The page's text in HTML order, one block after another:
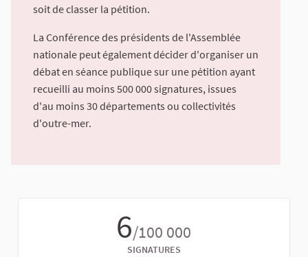
soit de classer la pétition.
La Conférence des présidents de l'Assemblée
nationale peut également décider d'organiser un
débat en séance publique sur une pétition ayant
recueilli au moins 500 000 signatures, issues
d'au moins 30 départements ou collectivités
d'outre-mer.
6/100 000
SIGNATURES